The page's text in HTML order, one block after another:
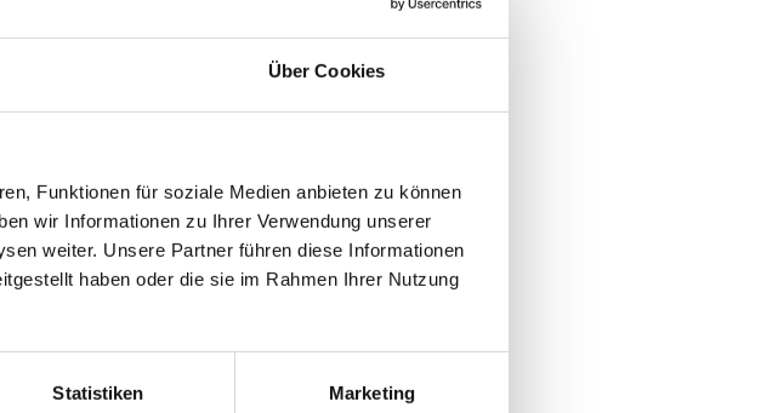
Über Cookies
Funktionen für soziale Medien anbieten zu können
wir Informationen zu Ihrer Verwendung unserer
weiter. Unsere Partner führen diese Informationen
haben oder die sie im Rahmen Ihrer Nutzung
Statistiken Marketing
FÜR MALER UND
anschauen solltest:
Deine Kunden können